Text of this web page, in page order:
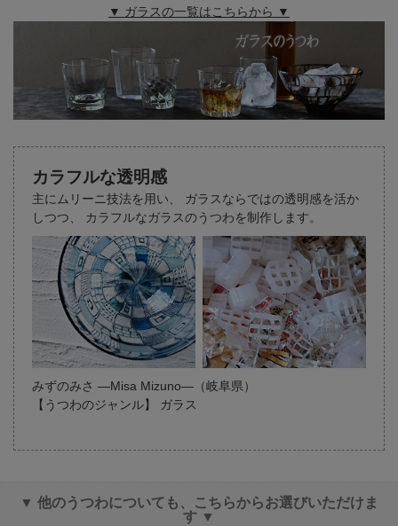
▼ ガラスの一覧はこちらから ▼
カラフルな透明感
主にムリーニ技法を用い、
ガラスならではの透明感を活か
しつつ、
カラフルなガラスのうつわを制作します。
みずのみさ ―Misa Mizuno―（岐阜県）
【うつわのジャンル】 ガラス
▼ 他のうつわについても、こちらからお選びいただけま
す ▼